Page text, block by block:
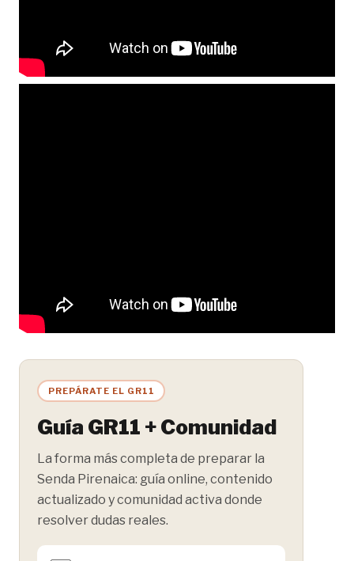
PREPÁRATE EL GR11
Guía GR11 + Comunidad
La forma más completa de preparar la
Senda Pirenaica: guía online, contenido
actualizado y comunidad activa donde
resolver dudas reales.